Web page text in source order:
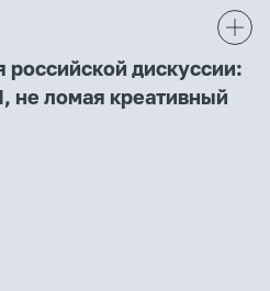
российской дискуссии:
не ломая креативный